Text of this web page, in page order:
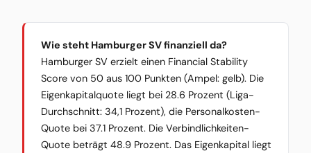
Wie steht Hamburger SV finanziell da?
Hamburger SV erzielt einen Financial Stability
Score von 50 aus 100 Punkten (Ampel: gelb). Die
Eigenkapitalquote liegt bei 28.6 Prozent (Liga-
Durchschnitt: 34,1 Prozent), die Personalkosten-
Quote bei 37.1 Prozent. Die Verbindlichkeiten-
Quote beträgt 48.9 Prozent. Das Eigenkapital liegt